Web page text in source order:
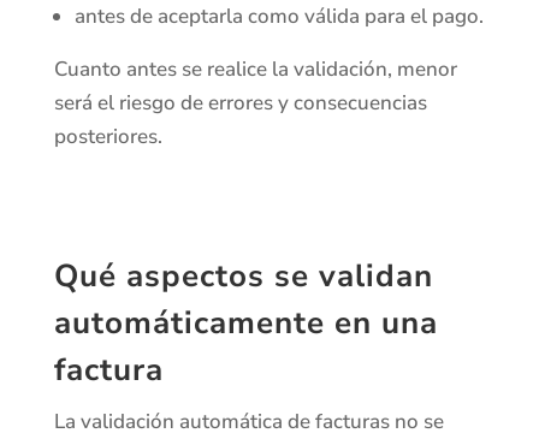
antes de aceptarla como válida para el pago.
Cuanto antes se realice la validación, menor
será el riesgo de errores y consecuencias
posteriores.
Qué aspectos se validan
automáticamente en una
factura
La validación automática de facturas no se